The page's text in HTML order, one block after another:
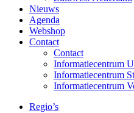
Nieuws
Agenda
Webshop
Contact
Contact
Informatiecentrum
Informatiecentrum
Informatiecentrum
Regio’s